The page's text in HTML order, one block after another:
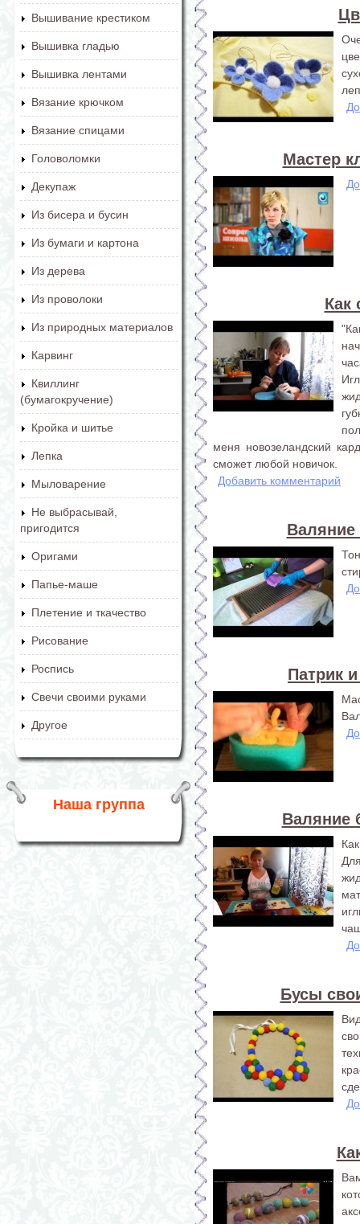
Вышивание крестиком
Вышивка гладью
Вышивка лентами
Вязание крючком
Вязание спицами
Головоломки
Декупаж
Из бисера и бусин
Из бумаги и картона
Из дерева
Из проволоки
Из природных материалов
Карвинг
Квиллинг
(бумагокручение)
Кройка и шитье
Лепка
Мыловарение
Не выбрасывай,
пригодится
Оригами
Папье-маше
Плетение и ткачество
Рисование
Роспись
Свечи своими руками
Другое
Наша группа
Мастер
Как
меня новозеландский
сможет любой новичок.
Добавить комментарий
Валяние
Патрик
Валяние
Бусы